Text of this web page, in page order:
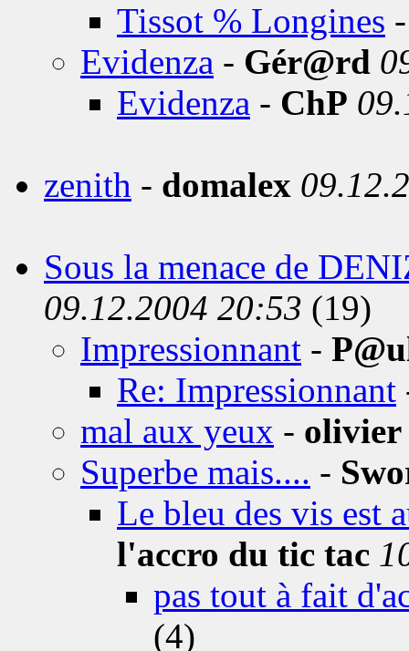
Tissot % Longines
Evidenza - Gér@rd
Evidenza - ChP
zenith - domalex
Sous la menace de
09.12.2004 20:53 (19)
Impressionnant -
Re: Impressionnant
mal aux yeux - olivier
Superbe mais.... -
Le bleu des vis est
l'accro du tic tac
pas tout à fait
(4)